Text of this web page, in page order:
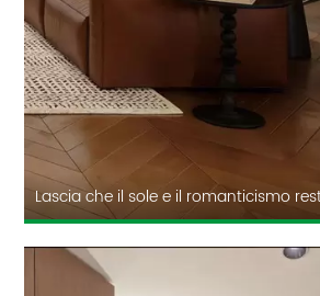
Lascia che il sole e il romanticismo